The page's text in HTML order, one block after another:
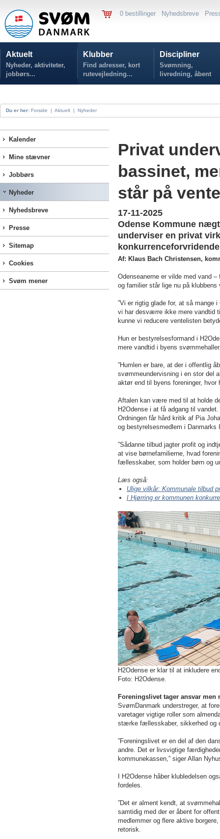
0 bestillinger Nyhedsbreve
Aktuelt
Nyheder, aktiviteter,
jobbørs...
Klubber
Find adresser, kort
rutevejledning...
Discipliner
Svømning,
livredning, åbent
vand...
Du er her: Forside | Aktuelt | Nyheder
Kalender
Mine stævner
Jobbørs
Nyheder
Nyhedsbreve
Presse
Sitemap
Cookies
Svøm mener
Privat
bassinet,
står på
17-11-2025
Odense Kommune
underviser en privat
Af: Klaus Bach Christensen,
Odenseanerne er vilde med vand
og familier står lige nu på klubbens
”Vi er rigtig glade for, at så
vi har desværre ikke mere vandtid
kunne vi reducere ventelisten
Hun er bestyrelsesformand i
mere vandtid i byens
”Humlen er bare, at der i offentlig
svømmeundervisning i en stor del
aktør end til byens foreninger, hvor
Aftalen kan være med til at holde
H2Odense i at få adgang til vandet.
Ordningen får hård kritik af Pia
og bestyrelsesmedlem i
”Sådanne tilbud jagter profit og
at vise børnefamilierne, hvad
fællesskaber, som holder børn og
Læs også:
Ulige vilkår: Kommunale tilbud
I Hjørring er kommunen
H2Odense er klar til at inkludere
Foto: H2Odense.
Foreningslivet tager ansvar men
SvømDanmark understreger, at
varetager vigtige roller som
stærke fællesskaber, sikkerhed og
”Foreningslivet er en del af den
andre. Det er livsvigtige
kommunekassen,” siger Allan
I H2Odense håber klubledelsen
fordeles.
”Det er alment kendt, at
samtidig med der er åbent for
medlemmer og flere aktive
retorisk.